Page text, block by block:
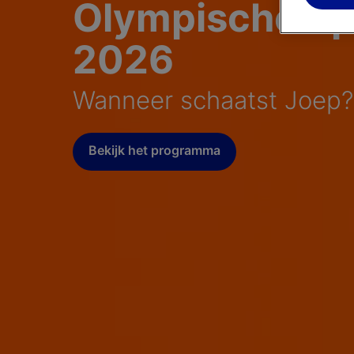
Olympische
2026
Wanneer schaatst Joep?
Bekijk het programma